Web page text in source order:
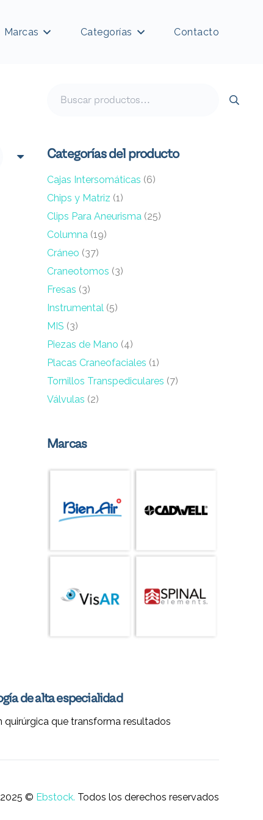
Marcas Categorías Contacto
Categorías del producto
Cajas Intersomáticas (6)
Chips y Matriz (1)
Clips Para Aneurisma (25)
Columna (19)
Cráneo (37)
Craneotomos (3)
Fresas (3)
Instrumental (5)
MIS (3)
Piezas de Mano (4)
Placas Craneofaciales (1)
Tornillos Transpediculares (7)
Válvulas (2)
Marcas
de alta especialidad
quirúrgica que transforma resultados
2025 © Ebstock. Todos los derechos reservados